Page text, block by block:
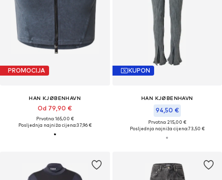
PROMOCIJA
HAN KJØBENHAVN
Od 79,90 €
Prvotno: 165,00 €
Posljednja najniža cijena:37,96 €
KUPON
HAN KJØBENHAVN
94,50 €
Prvotno: 215,00 €
Posljednja najniža cijena:73,50 €